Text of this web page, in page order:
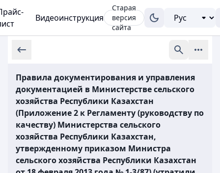
Видеоинструкция
Старая
версия
сайта
Правила документирования и управления
документацией в Министерстве сельского
хозяйства Республики Казахстан
(Приложение 2 к Регламенту (руководству по
качеству) Министерства сельского
хозяйства Республики Казахстан,
утвержденному приказом Министра
сельского хозяйства Республики Казахстан